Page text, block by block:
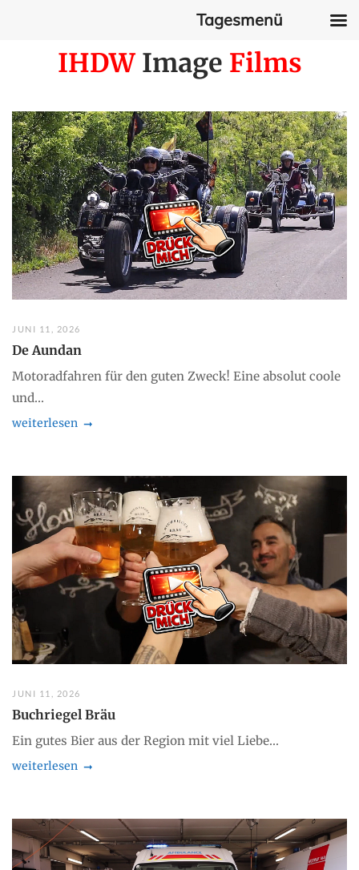
IHDWImage Films
JUNI 11, 2026
De Aundan
Motoradfahren für den guten Zweck! Eine absolut coole
und...
weiterlesen
JUNI 11, 2026
Buchriegel Bräu
Ein gutes Bier aus der Region mit viel Liebe...
weiterlesen
Tagesmenü